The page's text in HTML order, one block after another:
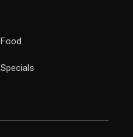
Food
Specials